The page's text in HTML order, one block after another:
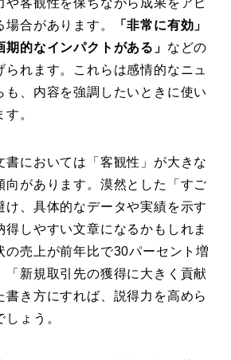
合があります。
「非常に有効」
期的なインパクトがある」 などの
れます。これらは感情的なニュ
も、内容を強調したいときに使い
。
書においては「客観性」が大きな
向があります。漠然とした「すご
け、具体的なデータや実績を示す
得しやすい文章になるかもしれま
の売上が前年比で30パーセント増
「新規取引先の獲得に大きく貢献
書き方にすれば、説得力を高めら
ょう。